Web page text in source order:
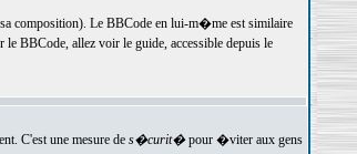
composition). Le BBCode en lui-m�me est similaire
BBCode, allez voir le guide, accessible depuis le
C'est une mesure de s�curit�pour �viter aux gens